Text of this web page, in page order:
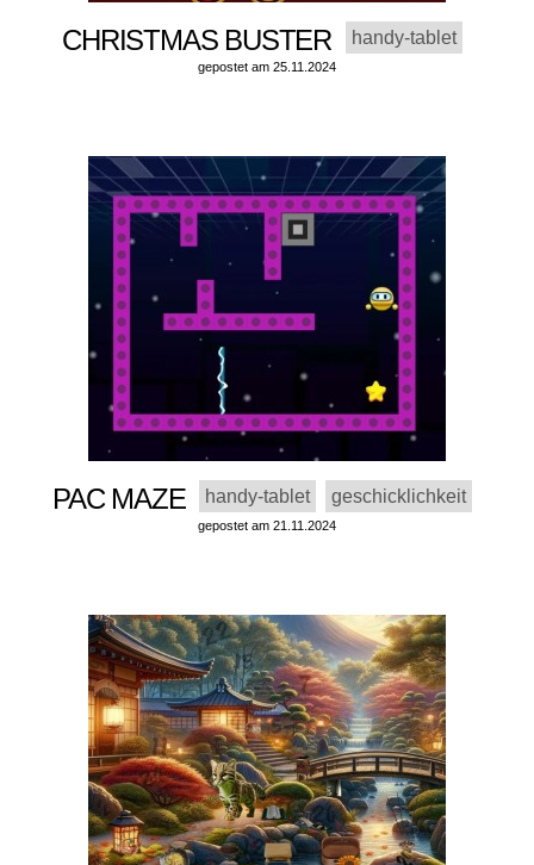
CHRISTMAS BUSTER handy-tablet
gepostet am 25.11.2024
PAC MAZE handy-tablet geschicklichkeit
gepostet am 21.11.2024